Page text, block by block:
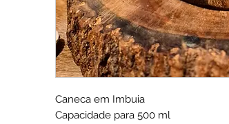
Caneca em Imbuia
Capacidade para 500 ml